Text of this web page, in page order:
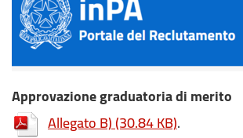
Approvazione graduatoria di merito
Allegato B)(30.84 KB).